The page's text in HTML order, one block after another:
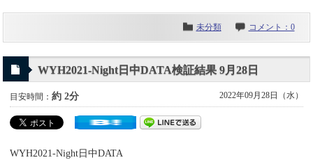
未分類 コメント：0
WYH2021-Night日中DATA検証結果 9月28日
目安時間：約 2分 2022年09月28日（水）
WYH2021-Night日中DATA